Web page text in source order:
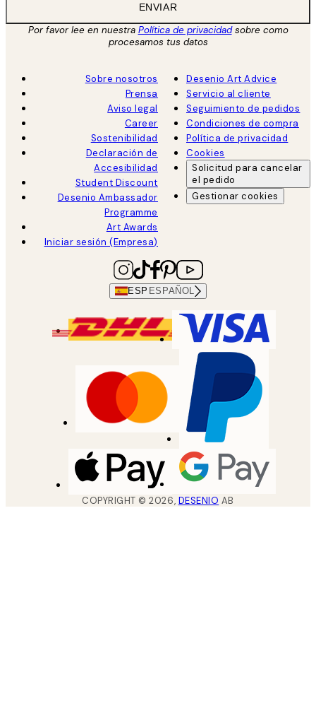
ENVIAR
Por favor lee en nuestra Política de privacidadsobre como
procesamos tus datos
Sobre nosotros
Prensa
Aviso legal
Career
Sostenibilidad
Declaración de
Accesibilidad
Student Discount
Desenio Ambassador
Programme
Art Awards
Iniciar sesión (Empresa)
Desenio Art Advice
Servicio al cliente
Seguimiento de pedidos
Condiciones de compra
Política de privacidad
Cookies
Solicitud para cancelar
el pedido
Gestionar cookies
ESP ESPAÑOL
COPYRIGHT ©2026, DESENIO AB